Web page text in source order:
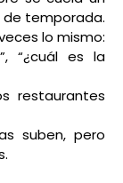
de temporada.
lo mismo:
“¿cuál es la
restaurantes
suben, pero